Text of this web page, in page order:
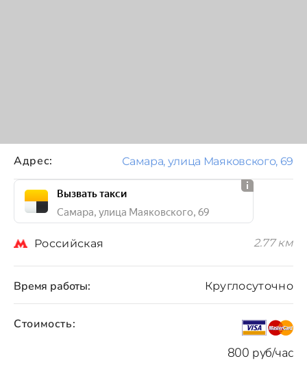
Стоимость:
800 руб/час
Время работы: Круглосуточно
Адрес: Самара, улица Маяковского, 69
Вызвать такси
Самара, улица Маяковского, 69
Российская 2.77 км